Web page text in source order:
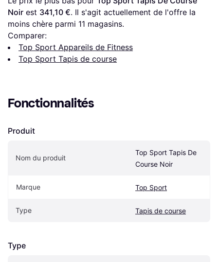
Noir est 341,10 €. Il s'agit actuellement de l'offre la
moins chère parmi 11 magasins.
Comparer:
Top Sport Appareils de Fitness
Top Sport Tapis de course
Fonctionnalités
Produit
Nom du produit
Top Sport Tapis De
Course Noir
Marque Top Sport
Type Tapis de course
Type